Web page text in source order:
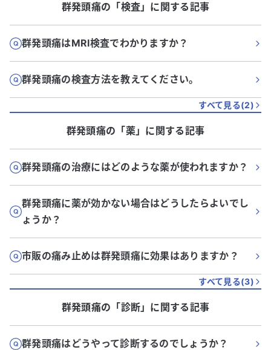
群発頭痛の「検査」に関する記事
群発頭痛はMRI検査でわかりますか？
群発頭痛の検査方法を教えてください。
すべて見る(2)
群発頭痛の「薬」に関する記事
群発頭痛の治療にはどのような薬が使われますか？
群発頭痛に薬が効かない場合はどうしたらよいでし
ょうか？
市販の痛み止めは群発頭痛に効果はありますか？
すべて見る(3)
群発頭痛の「診断」に関する記事
群発頭痛はどうやって診断するのでしょうか？